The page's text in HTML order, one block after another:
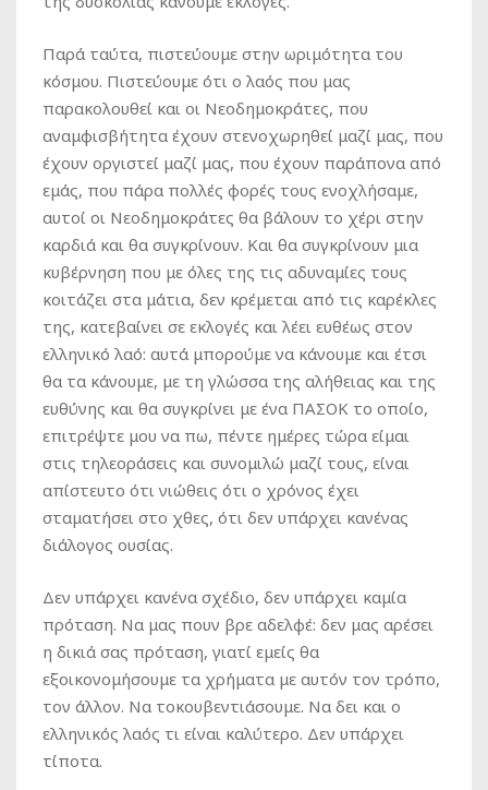
Παρά ταύτα, πιστεύουμε στην ωριμότητα του
κόσμου. Πιστεύουμε ότι ο λαός που μας
παρακολουθεί και οι Νεοδημοκράτες, που
αναμφισβήτητα έχουν στενοχωρηθεί μαζί μας, που
έχουν οργιστεί μαζί μας, που έχουν παράπονα από
εμάς, που πάρα πολλές φορές τους ενοχλήσαμε,
αυτοί οι Νεοδημοκράτες θα βάλουν το χέρι στην
καρδιά και θα συγκρίνουν. Και θα συγκρίνουν μια
κυβέρνηση που με όλες της τις αδυναμίες τους
κοιτάζει στα μάτια, δεν κρέμεται από τις καρέκλες
της, κατεβαίνει σε εκλογές και λέει ευθέως στον
ελληνικό λαό: αυτά μπορούμε να κάνουμε και έτσι
θα τα κάνουμε, με τη γλώσσα της αλήθειας και της
ευθύνης και θα συγκρίνει με ένα ΠΑΣΟΚ το οποίο,
επιτρέψτε μου να πω, πέντε ημέρες τώρα είμαι
στις τηλεοράσεις και συνομιλώ μαζί τους, είναι
απίστευτο ότι νιώθεις ότι ο χρόνος έχει
σταματήσει στο χθες, ότι δεν υπάρχει κανένας
διάλογος ουσίας.
Δεν υπάρχει κανένα σχέδιο, δεν υπάρχει καμία
πρόταση. Να μας πουν βρε αδελφέ: δεν μας αρέσει
η δικιά σας πρόταση, γιατί εμείς θα
εξοικονομήσουμε τα χρήματα με αυτόν τον τρόπο,
τον άλλον. Να τοκουβεντιάσουμε. Να δει και ο
ελληνικός λαός τι είναι καλύτερο. Δεν υπάρχει
τίποτα.